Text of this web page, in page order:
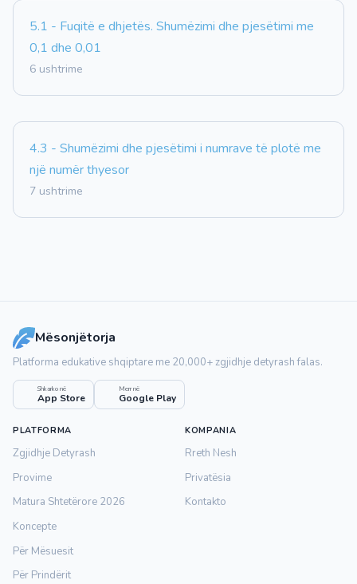
5.1 - Fuqitë e dhjetës. Shumëzimi dhe pjesëtimi me
0,1 dhe 0,01
6 ushtrime
4.3 - Shumëzimi dhe pjesëtimi i numrave të plotë me
një numër thyesor
7 ushtrime
Mësonjëtorja
Platforma edukative shqiptare me 20,000+ zgjidhje detyrash falas.
Shkarko në
App Store
Merr në
Google Play
PLATFORMA
Zgjidhje Detyrash
Provime
Matura Shtetërore 2026
Koncepte
Për Mësuesit
Për Prindërit
KOMPANIA
Rreth Nesh
Privatësia
Kontakto